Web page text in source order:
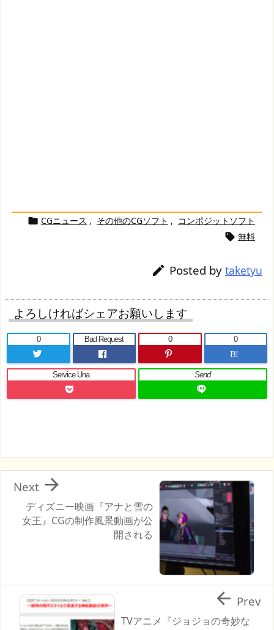
 CGニュース , その他のCGソフト , コンポジットソフト
 無料
 Posted by taketyu
よろしければシェアお願いします
0 Bad Request
0
B!
0
Service Una Send
ディズニー映画『アナと雪の
女王』CGの制作風景動画が公
開される

Next
TVアニメ『ジョジョの奇妙な
 Prev